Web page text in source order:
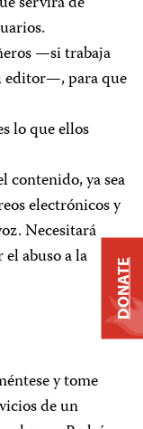
—si trabaja
editor—, para que
lo que ellos
contenido, ya sea
electrónicos y
Necesitará
abuso a la
y tome
de un
DONATE